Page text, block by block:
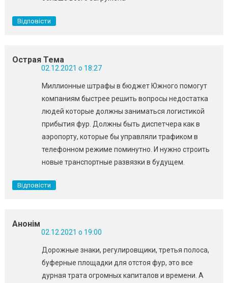
Відповісти
Острая Тема
02.12.2021 о 18:27
Миллионные штрафы в бюджет Южного помогут
компаниям быстрее решить вопросы недостатка
людей которые должны заниматься логистикой
прибытия фур. Должны быть диспетчера как в
аэропорту, которые бы управляли трафиком в
телефонном режиме поминутно. И нужно строить
новые транспортные развязки в будущем.
Відповісти
Анонім
02.12.2021 о 19:00
Дорожные знаки, регулировщики, третья полоса,
буферные площадки для отстоя фур, это все
дурная трата огромных капиталов и времени. А